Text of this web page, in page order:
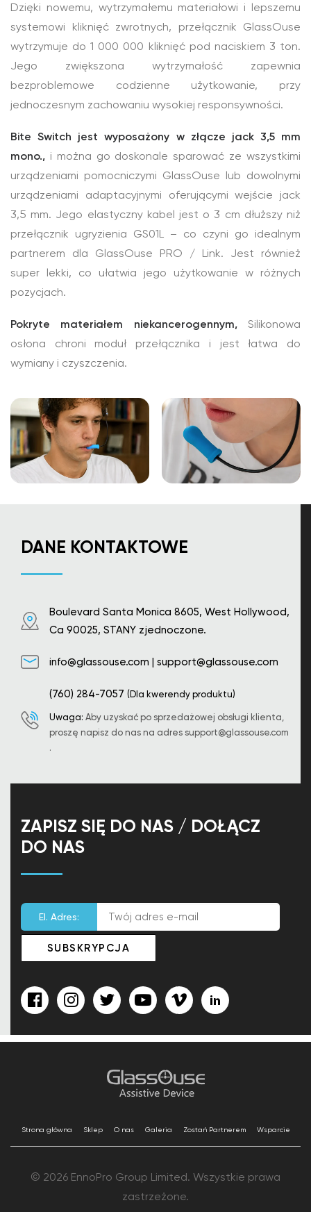
Dzięki nowemu, wytrzymałemu materiałowi i lepszemu
systemowi kliknięć zwrotnych, przełącznik GlassOuse
wytrzymuje do 1 000 000 kliknięć pod naciskiem 3 ton.
Jego zwiększona wytrzymałość zapewnia
bezproblemowe codzienne użytkowanie, przy
jednoczesnym zachowaniu wysokiej responsywności.
Bite Switch jest wyposażony w złącze jack 3,5 mm
mono., i można go doskonale sparować ze wszystkimi
urządzeniami pomocniczymi GlassOuse lub dowolnymi
urządzeniami adaptacyjnymi oferującymi wejście jack
3,5 mm. Jego elastyczny kabel jest o 3 cm dłuższy niż
przełącznik ugryzienia GS01L – co czyni go idealnym
partnerem dla GlassOuse PRO / Link. Jest również
super lekki, co ułatwia jego użytkowanie w różnych
pozycjach.
Pokryte materiałem niekancerogennym,Silikonowa
osłona chroni moduł przełącznika i jest łatwa do
wymiany i czyszczenia.
DANE KONTAKTOWE
Boulevard Santa Monica 8605, West Hollywood,
Ca 90025, STANY zjednoczone.
info@glassouse.com | support@glassouse.com
(760) 284-7057 (Dla kwerendy produktu)
Uwaga: Aby uzyskać po sprzedażowej obsługi klienta,
proszę napisz do nas na adres support@glassouse.com
.
ZAPISZ SIĘ DO NAS / DOŁĄCZ
DO NAS
El. Adres:
Strona główna Sklep O nas Galeria Zostań Partnerem Wsparcie
© 2026 EnnoPro Group Limited. Wszystkie prawa
zastrzeżone.